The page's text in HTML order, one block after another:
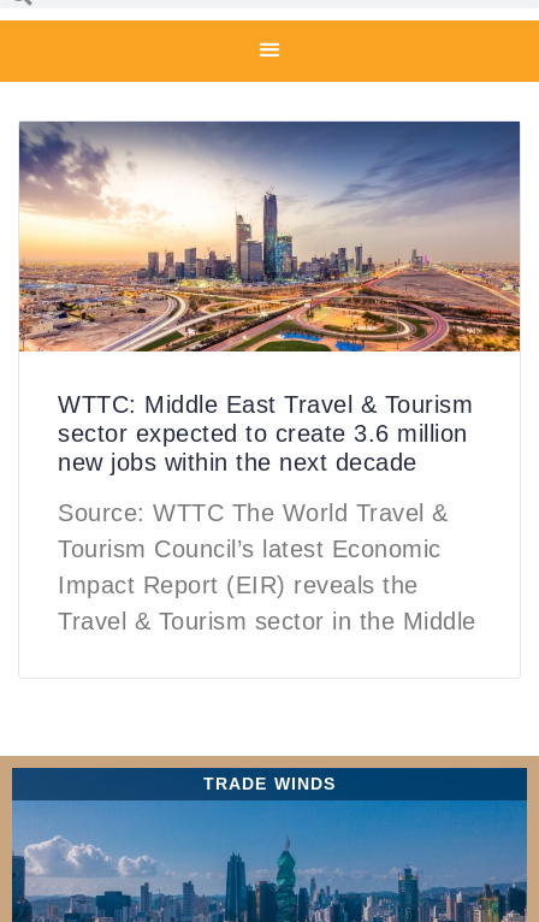
WTTC: Middle East Travel & Tourism
sector expected to create 3.6 million
new jobs within the next decade
Source: WTTC The World Travel &
Tourism Council’s latest Economic
Impact Report (EIR) reveals the
Travel & Tourism sector in the Middle
TRADE WINDS